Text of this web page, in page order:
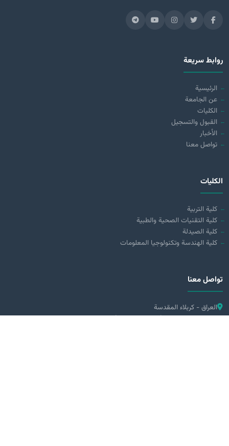
روابط سريعة
الرئيسية
عن الجامعة
الكليات
القبول والتسجيل
الأخبار
تواصل معنا
الكليات
كلية التربية
كلية التقنيات الصحية والطبية
كلية الصيدلة
كلية الهندسة وتكنولوجيا المعلومات
تواصل معنا
العراق - كربلاء المقدسة
طريق كربلاء - بغداد ( مقابل عمود 70)